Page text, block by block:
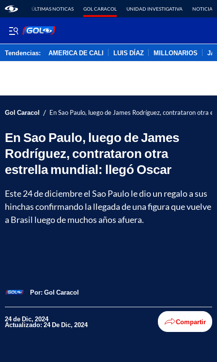
ÚLTIMAS NOTICAS GOL CARACOL UNIDAD INVESTIGATIVA NOTICIAS
Tendencias: AMERICA DE CALI LUIS DÍAZ MILLONARIOS
Gol Caracol / En Sao Paulo, luego de James Rodríguez, contrataron otra
En Sao Paulo, luego de James
Rodríguez, contrataron otra
estrella mundial: llegó Oscar
Este 24 de diciembre el Sao Paulo le dio un regalo a sus
hinchas confirmando la llegada de una figura que vuelve
a Brasil luego de muchos años afuera.
Por: Gol Caracol
24 de Dic, 2024
Actualizado: 24 De Dic, 2024 Compartir